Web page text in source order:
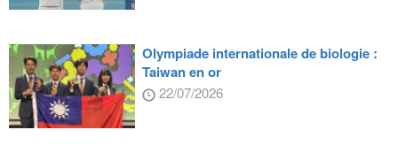
Olympiade internationale de biologie :
Taiwan en or
22/07/2026